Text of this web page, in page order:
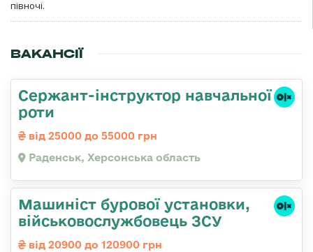
півночі.
ВАКАНСІЇ
Сержант-інструктор навчальної
роти
від 25000 до 55000 грн
Раденськ, Херсонська область
Машиніст бурової установки,
військовослужбовець ЗСУ
від 20900 до 120900 грн